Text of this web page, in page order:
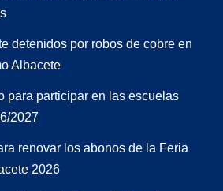
detenidos por robos de cobre en
Albacete
para participar en las escuelas
2027
renovar los abonos de la Feria
2026